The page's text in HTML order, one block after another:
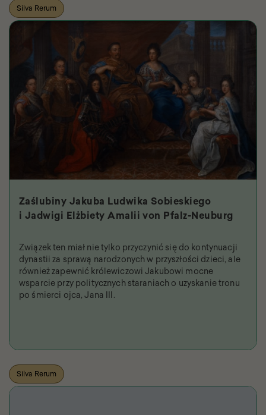
Silva Rerum
Zaślubiny Jakuba Ludwika Sobieskiego
i Jadwigi Elżbiety Amalii von Pfalz-Neuburg
Związek ten miał nie tylko przyczynić się do kontynuacji
dynastii za sprawą narodzonych w przyszłości dzieci, ale
również zapewnić królewiczowi Jakubowi mocne
wsparcie przy politycznych staraniach o uzyskanie tronu
po śmierci ojca, Jana III.
Silva Rerum